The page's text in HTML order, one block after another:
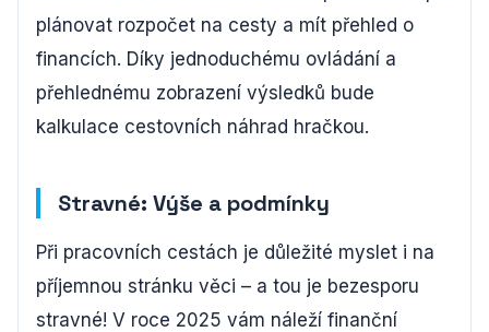
plánovat rozpočet na cesty a mít přehled o
financích. Díky jednoduchému ovládání a
přehlednému zobrazení výsledků bude
kalkulace cestovních náhrad hračkou.
Stravné: Výše a podmínky
Při pracovních cestách je důležité myslet i na
příjemnou stránku věci – a tou je bezesporu
stravné! V roce 2025 vám náleží finanční